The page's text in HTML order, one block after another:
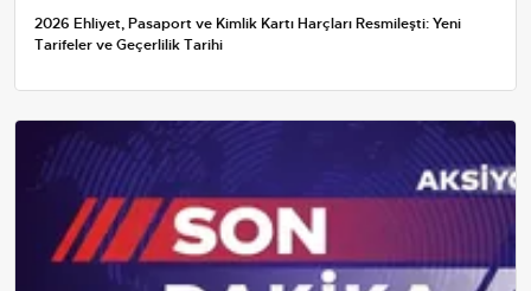
2026 Ehliyet, Pasaport ve Kimlik Kartı Harçları Resmileşti: Yeni
Tarifeler ve Geçerlilik Tarihi